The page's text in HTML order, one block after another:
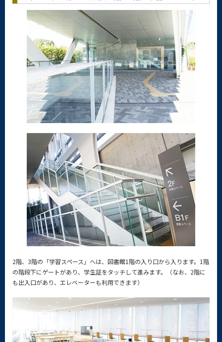
2階、3階の「学習スペース」へは、図書館1階の入り口から入ります。1階
の階段下にゲートがあり、学生証をタッチして進みます。（なお、2階に
も出入口があり、エレベーターも利用できます）